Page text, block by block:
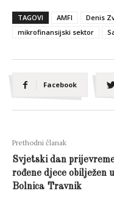
TAGOVI AMFI Denis
mikrofinansijski sektor
Facebook
Prethodni članak
Svjetski dan
rođene djece obilježen
Bolnica Travnik